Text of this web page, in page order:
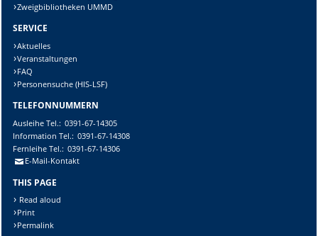
Zweigbibliotheken UMMD
SERVICE
Aktuelles
Veranstaltungen
FAQ
Personensuche (HIS-LSF)
TELEFONNUMMERN
AusleiheTel.: 0391-67-14305
Information Tel.: 0391-67-14308
FernleiheTel.: 0391-67-14306
E-Mail-Kontakt
THIS PAGE
Read aloud
Print
Permalink